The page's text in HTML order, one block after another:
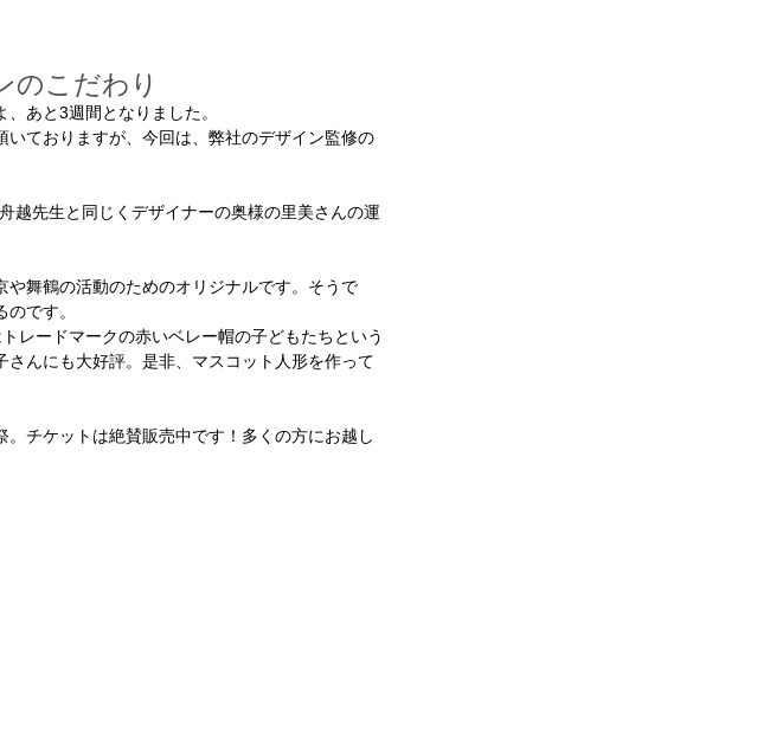
のこだわり
あと3週間となりました。
ておりますが、今回は、弊社のデザイン監修の
越先生と同じくデザイナーの奥様の里美さんの運
舞鶴の活動のためのオリジナルです。そうで
です。
レードマークの赤いベレー帽の子どもたちという
んにも大好評。是非、マスコット人形を作って
チケットは絶賛販売中です！多くの方にお越し